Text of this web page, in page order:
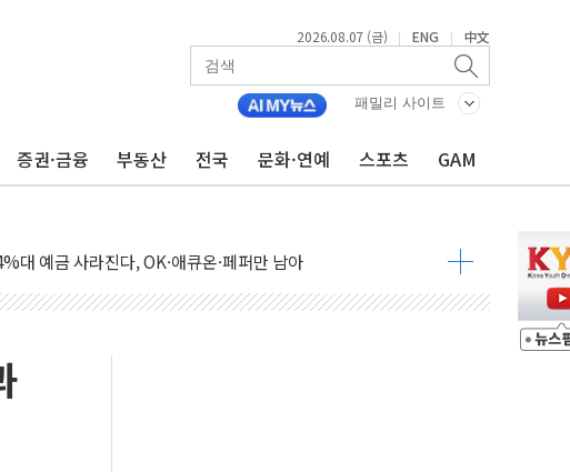
2026.08.07 (금) | ENG | 中文
패밀리 사이트
증권·금융 부동산 전국 문화·연예 스포츠 GAM
관학교 통합' 규탄 결의안 발의…이준석·한동훈 동참
개발, 노원구 어르신에 삼계탕 배식 봉사
양육 콘텐츠 '소셜아이어워드' 대상 수상
…8년 만에 서울서 40도 넘어
주 출범…에너지 유니콘기업 본격 육성
가 이끈 '기술주 상승장'
지 ETF 급등, SK하이닉스 레버리지는 급락